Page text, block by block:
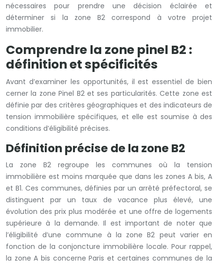
nécessaires pour prendre une décision éclairée et
déterminer si la zone B2 correspond à votre projet
immobilier.
Comprendre la zone pinel B2 :
définition et spécificités
Avant d’examiner les opportunités, il est essentiel de bien
cerner la zone Pinel B2 et ses particularités. Cette zone est
définie par des critères géographiques et des indicateurs de
tension immobilière spécifiques, et elle est soumise à des
conditions d’éligibilité précises.
Définition précise de la zone B2
La zone B2 regroupe les communes où la tension
immobilière est moins marquée que dans les zones A bis, A
et B1. Ces communes, définies par un arrêté préfectoral, se
distinguent par un taux de vacance plus élevé, une
évolution des prix plus modérée et une offre de logements
supérieure à la demande. Il est important de noter que
l’éligibilité d’une commune à la zone B2 peut varier en
fonction de la conjoncture immobilière locale. Pour rappel,
la zone A bis concerne Paris et certaines communes de la